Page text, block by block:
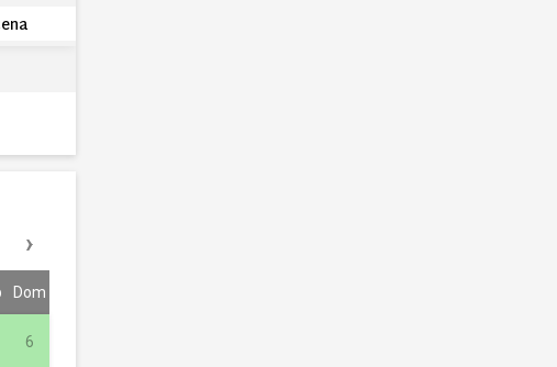
›
Dom
6